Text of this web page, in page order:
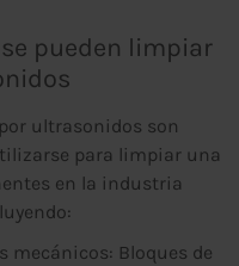
pueden limpiar
ultrasonidos son
para limpiar una
en la industria
mecánicos: Bloques de